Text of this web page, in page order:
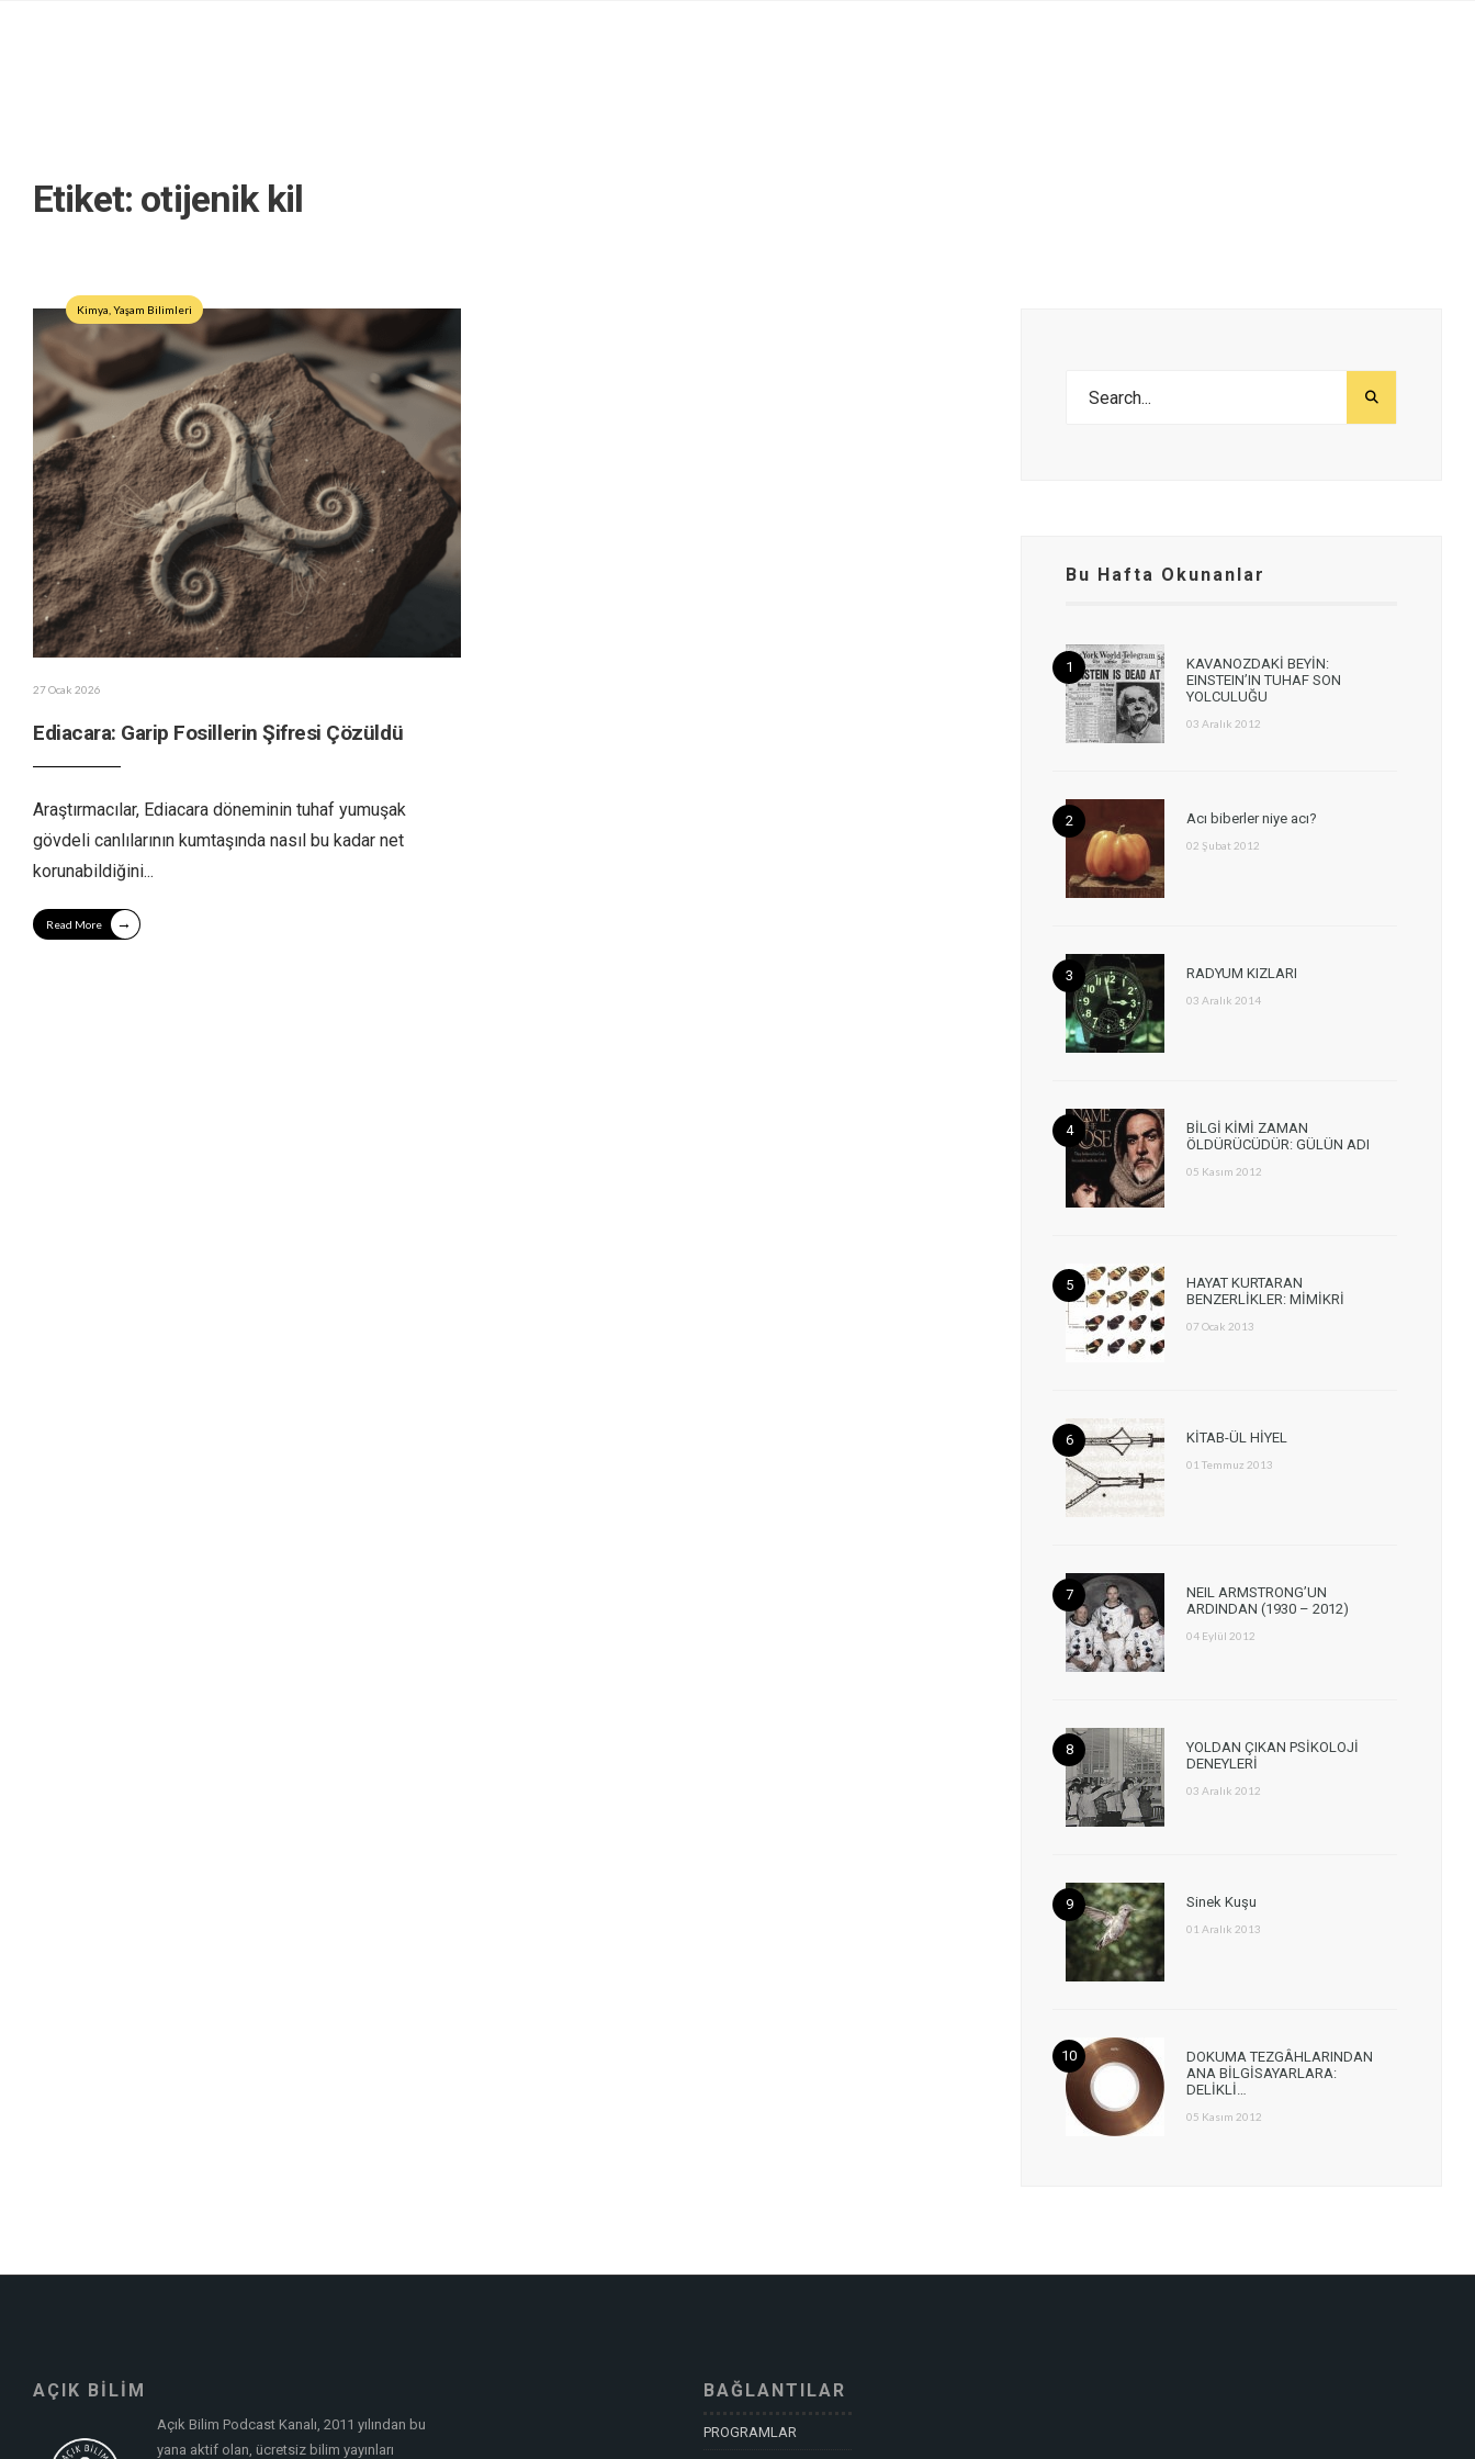
Etiket: otijenik kil
Kimya Yaşam Bilimleri
27 Ocak 2026
Ediacara: Garip Fosillerin Şifresi Çözüldü
Araştırmacılar, Ediacara döneminin tuhaf yumuşak
gövdeli canlılarının kumtaşında nasıl bu kadar net
korunabildiğini...
Read More →
Bu Hafta Okunanlar
KAVANOZDAKİ BEYİN:
EINSTEIN’IN TUHAF SON
YOLCULUĞU
03 Aralık 2012
Acı biberler niye acı?
02 Şubat 2012
RADYUM KIZLARI
03 Aralık 2014
BİLGİ KİMİ ZAMAN
ÖLDÜRÜCÜDÜR: GÜLÜN ADI
05 Kasım 2012
HAYAT KURTARAN
BENZERLİKLER: MİMİKRİ
07 Ocak 2013
KİTAB-ÜL HİYEL
01 Temmuz 2013
NEIL ARMSTRONG’UN
ARDINDAN (1930 – 2012)
04 Eylül 2012
YOLDAN ÇIKAN PSİKOLOJİ
DENEYLERİ
03 Aralık 2012
Sinek Kuşu
01 Aralık 2013
DOKUMA TEZGÂHLARINDAN
ANA BİLGİSAYARLARA:
DELİKLİ…
05 Kasım 2012
AÇIK BİLİM
Açık Bilim Podcast Kanalı, 2011 yılından bu
yana aktif olan, ücretsiz bilim yayınları
BAĞLANTILAR
PROGRAMLAR